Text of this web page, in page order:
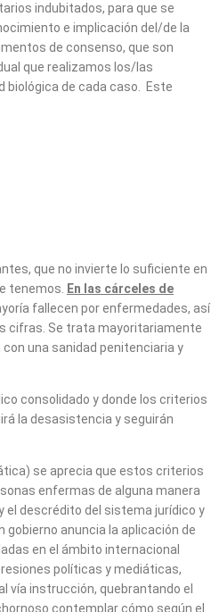
indubitados, para que se
e implicación del/de la
de consenso, que son
que realizamos los/las
biológica de cada caso. Este
que no invierte lo suficiente en
tenemos. En las cárceles de
fallecen por enfermedades, así
cifras. Se trata mayoritariamente
una sanidad penitenciaria y
consolidado y donde los criterios
la desasistencia y seguirán
se aprecia que estos criterios
enfermas de alguna manera
el descrédito del sistema jurídico y
gobierno anuncia la aplicación de
en el ámbito internacional
políticas y mediáticas,
vía instrucción, quebrantando el
contemplar cómo según el